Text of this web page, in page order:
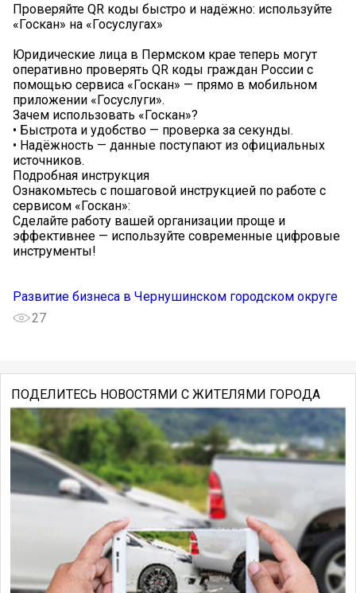
Проверяйте QR коды быстро и надёжно: используйте
«Госкан» на «Госуслугах»
Юридические лица в Пермском крае теперь могут
оперативно проверять QR коды граждан России с
помощью сервиса «Госкан» — прямо в мобильном
приложении «Госуслуги».
Зачем использовать «Госкан»?
• Быстрота и удобство — проверка за секунды.
• Надёжность — данные поступают из официальных
источников.
Подробная инструкция
Ознакомьтесь с пошаговой инструкцией по работе с
сервисом «Госкан»:
Сделайте работу вашей организации проще и
эффективнее — используйте современные цифровые
инструменты!
Развитие бизнеса в Чернушинском городском округе
27
ПОДЕЛИТЕСЬ НОВОСТЯМИ С ЖИТЕЛЯМИ ГОРОДА